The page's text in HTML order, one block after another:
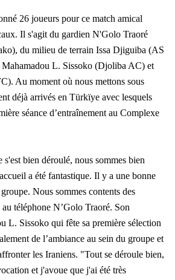
26 joueurs pour ce match amical
Il s'agit du gardien N'Golo Traoré
du milieu de terrain Issa Djiguiba (AS
Mahamadou L. Sissoko (Djoliba AC) et
Au moment où nous mettons sous
déjà arrivés en Türkïye avec lesquels
séance d’entraînement au Complexe
bien déroulé, nous sommes bien
a été fantastique. Il y a une bonne
Nous sommes contents des
téléphone N’Golo Traoré. Son
L. Sissoko qui fête sa première sélection
de l’ambiance au sein du groupe et
les Iraniens. "Tout se déroule bien,
et j'avoue que j'ai été très